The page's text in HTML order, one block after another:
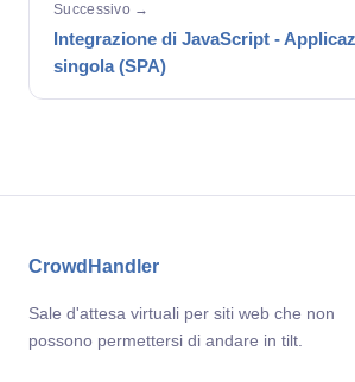
Successivo →
Integrazione di JavaScript -
singola (SPA)
CrowdHandler
Sale d'attesa virtuali per siti web che non
possono permettersi di andare in tilt.